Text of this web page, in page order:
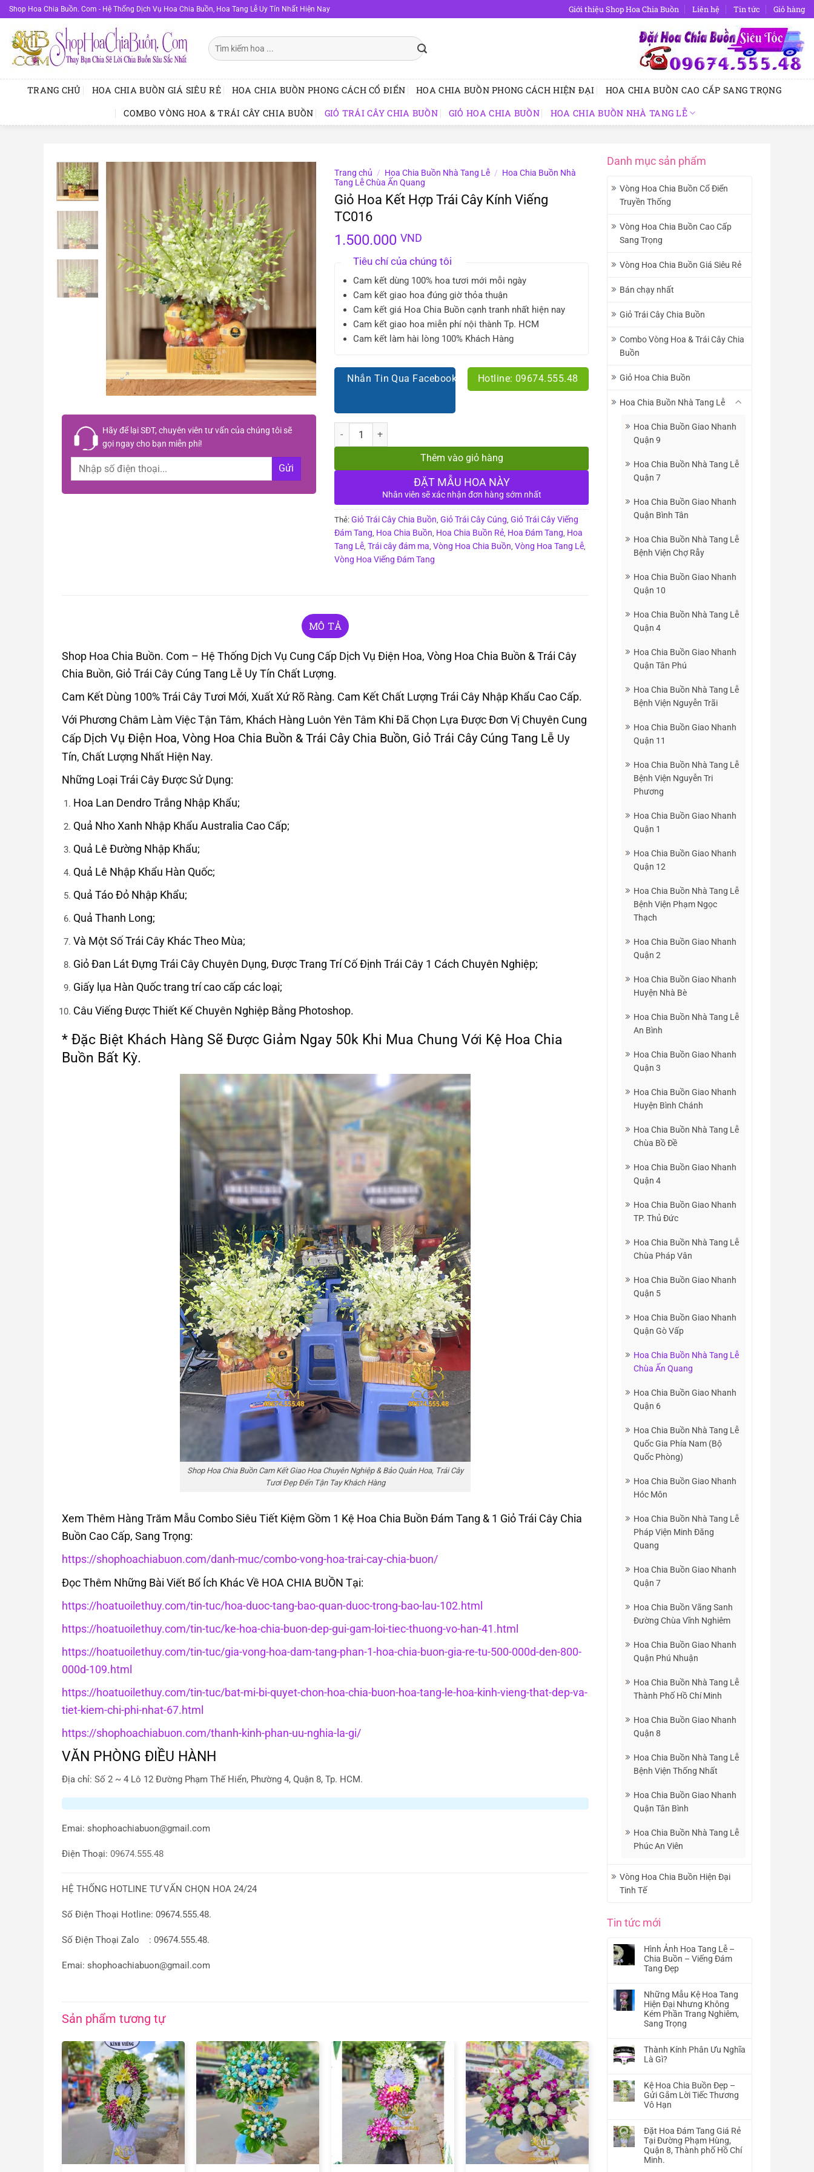
Bỏ
qua
nội
dung
Shop Hoa Chia Buồn. Com - Hệ Thống Dịch Vụ Hoa Chia Buồn, Hoa Tang Lễ Uy Tín Nhất Hiện Nay Giới thiệu Shop Hoa Chia Buồn Liên hệ Tin tức Giỏ hàng
Tìm
kiếm:
TRANG CHỦ HOA CHIA BUỒN GIÁ SIÊU RẺ HOA CHIA BUỒN PHONG CÁCH CỔ ĐIỂN HOA CHIA BUỒN PHONG CÁCH HIỆN ĐẠI
HOA CHIA BUỒN CAO CẤP SANG TRỌNG
COMBO VÒNG HOA & TRÁI CÂY CHIA BUỒN
GIỎ TRÁI CÂY CHIA BUỒN GIỎ HOA CHIA BUỒN HOA CHIA BUỒN NHÀ TANG LỄ
Danh mục sản phẩm
Vòng Hoa Chia Buồn Cổ Điển
Truyền Thống
Vòng Hoa Chia Buồn Cao Cấp
Sang Trọng
Vòng Hoa Chia Buồn Giá Siêu Rẻ
Bán chạy nhất
Giỏ Trái Cây Chia Buồn
Combo Vòng Hoa & Trái Cây Chia
Buồn
Giỏ Hoa Chia Buồn
Hoa Chia Buồn Nhà Tang Lễ
Hoa Chia Buồn Giao Nhanh
Quận 9
Hoa Chia Buồn Nhà Tang Lễ
Quận 7
Hoa Chia Buồn Giao Nhanh
Quận Bình Tân
Hoa Chia Buồn Nhà Tang Lễ
Bệnh Viện Chợ Rẫy
Hoa Chia Buồn Giao Nhanh
Quận 10
Hoa Chia Buồn Nhà Tang Lễ
Quận 4
Hoa Chia Buồn Giao Nhanh
Quận Tân Phú
Hoa Chia Buồn Nhà Tang Lễ
Bệnh Viện Nguyễn Trãi
Hoa Chia Buồn Giao Nhanh
Quận 11
Hoa Chia Buồn Nhà Tang Lễ
Bệnh Viện Nguyễn Tri
Phương
Hoa Chia Buồn Giao Nhanh
Quận 1
Hoa Chia Buồn Giao Nhanh
Quận 12
Hoa Chia Buồn Nhà Tang Lễ
Bệnh Viện Phạm Ngọc
Thạch
Hoa Chia Buồn Giao Nhanh
Quận 2
Hoa Chia Buồn Giao Nhanh
Huyện Nhà Bè
Hoa Chia Buồn Nhà Tang Lễ
An Bình
Hoa Chia Buồn Giao Nhanh
Quận 3
Hoa Chia Buồn Giao Nhanh
Huyện Bình Chánh
Hoa Chia Buồn Nhà Tang Lễ
Chùa Bồ Đề
Hoa Chia Buồn Giao Nhanh
Quận 4
Hoa Chia Buồn Giao Nhanh
TP. Thủ Đức
Hoa Chia Buồn Nhà Tang Lễ
Chùa Pháp Vân
Hoa Chia Buồn Giao Nhanh
Quận 5
Hoa Chia Buồn Giao Nhanh
Quận Gò Vấp
Hoa Chia Buồn Nhà Tang Lễ
Chùa Ấn Quang
Hoa Chia Buồn Giao Nhanh
Quận 6
Hoa Chia Buồn Nhà Tang Lễ
Quốc Gia Phía Nam (Bộ
Quốc Phòng)
Hoa Chia Buồn Giao Nhanh
Hóc Môn
Hoa Chia Buồn Nhà Tang Lễ
Pháp Viện Minh Đăng
Quang
Hoa Chia Buồn Giao Nhanh
Quận 7
Hoa Chia Buồn Vãng Sanh
Đường Chùa Vĩnh Nghiêm
Hoa Chia Buồn Giao Nhanh
Quận Phú Nhuận
Hoa Chia Buồn Nhà Tang Lễ
Thành Phố Hồ Chí Minh
Hoa Chia Buồn Giao Nhanh
Quận 8
Hoa Chia Buồn Nhà Tang Lễ
Bệnh Viện Thống Nhất
Hoa Chia Buồn Giao Nhanh
Quận Tân Bình
Hoa Chia Buồn Nhà Tang Lễ
Phúc An Viên
Vòng Hoa Chia Buồn Hiện Đại
Tinh Tế
Tin tức mới
Hình Ảnh Hoa Tang Lễ –
Chia Buồn – Viếng Đám
Tang Đẹp
có
bình
luận
ở
Hình
Hoa
Tang
Chia
Buồn
–
Đám
Tang
Đẹp
Những Mẫu Kệ Hoa Tang
Hiện Đại Nhưng Không
Kém Phần Trang Nghiêm,
Sang Trọng
có
bình
luận
Những
Mẫu
Kệ
Hiện
Đại
Nhưng
Không
Thành Kính Phân Ưu Nghĩa
Là Gì?
có
bình
luận
ở
Kính
Phân
Ưu
Nghĩa
Kệ Hoa Chia Buồn Đẹp –
Gửi Gắm Lời Tiếc Thương
Vô Hạn
có
bình
luận
ở
Kệ
Đặt Hoa Đám Tang Giá Rẻ
Tại Đường Phạm Hùng,
Quận 8, Thành phố Hồ Chí
Minh.
Hãy để lạiSĐT, chuyên viên tư vấn của chúng tôi sẽ
gọi ngay cho bạn miễn phí!
Trang chủ / Hoa Chia Buồn Nhà Tang Lễ / Hoa Chia Buồn Nhà
Tang Lễ Chùa Ấn Quang
Giỏ Hoa Kết Hợp Trái Cây Kính Viếng
TC016
1.500.000 VND
Tiêu chí của chúng tôi
Cam kết dùng 100% hoa tươi mới mỗi ngày
Cam kết giao hoa đúng giờ thỏa thuận
Cam kết giá Hoa Chia Buồn cạnh tranh nhất hiện nay
Cam kết giao hoa miễn phí nội thành Tp. HCM
Cam kết làm hài lòng 100% Khách Hàng
Nhắn Tin Qua Facebook Hotline: 09674.555.48
Số lượng
Thêm vào giỏ hàng
ĐẶT MẪU HOA NÀY
Nhân viên sẽ xác nhận đơn hàng sớm nhất
Thẻ: Giỏ Trái Cây Chia Buồn, Giỏ Trái Cây Cúng, Giỏ Trái Cây Viếng
Đám Tang, Hoa Chia Buồn, Hoa Chia Buồn Rẻ, Hoa Đám Tang, Hoa
Tang Lễ, Trái cây đám ma, Vòng Hoa Chia Buồn, Vòng Hoa Tang Lễ,
Vòng Hoa Viếng Đám Tang
MÔ TẢ
Shop Hoa Chia Buồn. Com – Hệ Thống Dịch Vụ Cung Cấp Dịch Vụ Điện Hoa, Vòng Hoa Chia Buồn & Trái Cây
Chia Buồn, Giỏ Trái Cây Cúng Tang Lễ Uy Tín Chất Lượng.
Cam Kết Dùng 100% Trái Cây Tươi Mới, Xuất Xứ Rõ Ràng. Cam Kết Chất Lượng Trái Cây Nhập Khẩu Cao Cấp.
Với Phương Châm Làm Việc Tận Tâm, Khách Hàng Luôn Yên Tâm Khi Đã Chọn Lựa Được Đơn Vị Chuyên Cung
Cấp Dịch Vụ Điện Hoa, Vòng Hoa Chia Buồn & Trái Cây Chia Buồn, Giỏ Trái Cây Cúng Tang Lễ Uy
Tín, Chất Lượng Nhất Hiện Nay.
Những Loại Trái Cây Được Sử Dụng:
Hoa Lan Dendro Trắng Nhập Khẩu;
Quả Nho Xanh Nhập Khẩu Australia Cao Cấp;
Quả Lê Đường Nhập Khẩu;
Quả Lê Nhập Khẩu Hàn Quốc;
Quả Táo Đỏ Nhập Khẩu;
Quả Thanh Long;
Và Một Số Trái Cây Khác Theo Mùa;
Giỏ Đan Lát Đựng Trái Cây Chuyên Dụng, Được Trang Trí Cố Định Trái Cây 1 Cách Chuyên Nghiệp;
Giấy lụa Hàn Quốc trang trí cao cấp các loại;
Câu Viếng Được Thiết Kế Chuyên Nghiệp Bằng Photoshop.
* Đặc Biệt Khách Hàng Sẽ Được Giảm Ngay 50k Khi Mua Chung Với Kệ Hoa Chia
Buồn Bất Kỳ.
Shop Hoa Chia Buồn Cam Kết Giao Hoa Chuyên Nghiệp & Bảo Quản Hoa, Trái Cây
Tươi Đẹp Đến Tận Tay Khách Hàng
Xem Thêm Hàng Trăm Mẫu Combo Siêu Tiết Kiệm Gồm 1 Kệ Hoa Chia Buồn Đám Tang & 1 Giỏ Trái Cây Chia
Buồn Cao Cấp, Sang Trọng:
https://shophoachiabuon.com/danh-muc/combo-vong-hoa-trai-cay-chia-buon/
Đọc Thêm Những Bài Viết Bổ Ích Khác Về HOA CHIA BUỒN Tại:
https://hoatuoilethuy.com/tin-tuc/hoa-duoc-tang-bao-quan-duoc-trong-bao-lau-102.html
https://hoatuoilethuy.com/tin-tuc/ke-hoa-chia-buon-dep-gui-gam-loi-tiec-thuong-vo-han-41.html
https://hoatuoilethuy.com/tin-tuc/gia-vong-hoa-dam-tang-phan-1-hoa-chia-buon-gia-re-tu-500-000d-den-800-
000d-109.html
https://hoatuoilethuy.com/tin-tuc/bat-mi-bi-quyet-chon-hoa-chia-buon-hoa-tang-le-hoa-kinh-vieng-that-dep-va-
tiet-kiem-chi-phi-nhat-67.html
https://shophoachiabuon.com/thanh-kinh-phan-uu-nghia-la-gi/
VĂN PHÒNG ĐIỀU HÀNH
Địa chỉ: Số 2 ~ 4 Lô 12 Đường Phạm Thế Hiển, Phường 4, Quận 8, Tp. HCM.
Emai: shophoachiabuon@gmail.com
Điện Thoại: 09674.555.48
HỆ THỐNG HOTLINE TƯ VẤN CHỌN HOA 24/24
Số Điện Thoại Hotline: 09674.555.48.
Số Điện Thoại Zalo : 09674.555.48.
Emai: shophoachiabuon@gmail.com
Sản phẩm tương tự